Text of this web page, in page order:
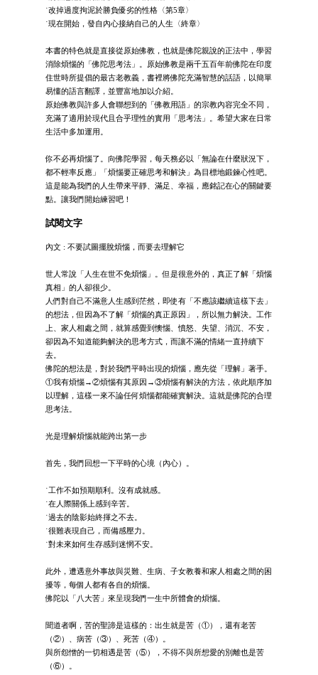
˙改掉過度拘泥於勝負優劣的性格〈第5章〉
˙現在開始，發自內心接納自己的人生〈終章〉
本書的特色就是直接從原始佛教，也就是佛陀親說的正法中，學習
消除煩惱的「佛陀思考法」。原始佛教是兩千五百年前佛陀在印度
住世時所提倡的最古老教義，書裡將佛陀充滿智慧的話語，以簡單
易懂的語言翻譯，並豐富地加以介紹。
原始佛教與許多人會聯想到的「佛教用語」的宗教內容完全不同，
充滿了適用於現代且合乎理性的實用「思考法」。希望大家在日常
生活中多加運用。
你不必再煩惱了。向佛陀學習，每天務必以「無論在什麼狀況下，
都不輕率反應」「煩惱要正確思考和解決」為目標地鍛鍊心性吧。
這是能為我們的人生帶來平靜、滿足、幸福，應銘記在心的關鍵要
點。讓我們開始練習吧！
試閱文字
內文 : 不要試圖擺脫煩惱，而要去理解它
世人常說「人生在世不免煩惱」。但是很意外的，真正了解「煩惱
真相」的人卻很少。
人們對自己不滿意人生感到茫然，即使有「不應該繼續這樣下去」
的想法，但因為不了解「煩惱的真正原因」，所以無力解決。工作
上、家人相處之間，就算感覺到懊惱、憤怒、失望、消沉、不安，
卻因為不知道能夠解決的思考方式，而讓不滿的情緒一直持續下
去。
佛陀的想法是，對於我們平時出現的煩惱，應先從「理解」著手。
①我有煩惱→②煩惱有其原因→③煩惱有解決的方法，依此順序加
以理解，這樣一來不論任何煩惱都能確實解決。這就是佛陀的合理
思考法。
光是理解煩惱就能跨出第一步
首先，我們回想一下平時的心境（內心）。
˙工作不如預期順利。沒有成就感。
˙在人際關係上感到辛苦。
˙過去的陰影始終揮之不去。
˙很難表現自己，而備感壓力。
˙對未來如何生存感到迷惘不安。
此外，遭遇意外事故與災難、生病、子女教養和家人相處之間的困
擾等，每個人都有各自的煩惱。
佛陀以「八大苦」來呈現我們一生中所體會的煩惱。
聞道者啊，苦的聖諦是這樣的：出生就是苦（①），還有老苦
（②）、病苦（③）、死苦（④）。
與所怨憎的一切相遇是苦（⑤），不得不與所想愛的別離也是苦
（⑥）。